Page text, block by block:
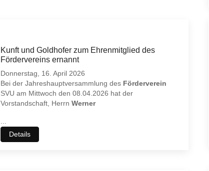
Kunft und Goldhofer zum Ehrenmitglied des
Fördervereins ernannt
Donnerstag, 16. April 2026
Bei der Jahreshauptversammlung des Förderverein
SVU am Mittwoch den 08.04.2026 hat der
Vorstandschaft, Herrn Werner
...
Details